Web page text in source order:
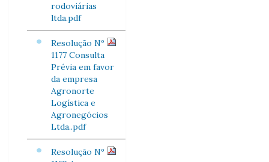
rodoviárias
ltda.pdf
Resolução Nº
1177 Consulta
Prévia em favor
da empresa
Agronorte
Logística e
Agronegócios
Ltda..pdf
Resolução Nº